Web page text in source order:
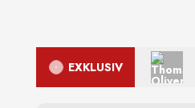
EXKLUSIV